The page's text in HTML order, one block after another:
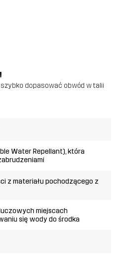
dopasować obwód w talii
Water Repellant), która
z materiału pochodzącego z
miejscach
się wody do środka